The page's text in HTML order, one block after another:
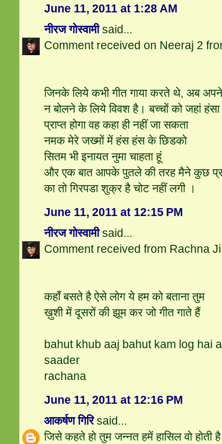
June 11, 2011 at 1:28 AM
नीरज गोस्वामीsaid...
Comment received on Neeraj 2
जिनके लिये कभी गीत गाया करते थे, अब
न बोलने के लिये विवश है। बच्चों को जहां
प्राप्त होगा वह कहा ही नहीं जा सकता
नमक मेरे जख्मों में हंस हंस के छिडको
सितम भी इनायत नुमा चाहता हूं
और एक बात आपके पुतले की तरह मैने कुछ
का तो गिरपडा शुक्र है चोट नहीं लगी ।
June 11, 2011 at 12:15 PM
नीरज गोस्वामीsaid...
Comment received from Rachna
कहाँ बसते है ऐसे लोग ये हम को बताना तुम
ख़ुशी में दूसरों की झूम कर जो गीत गाते हैं
bahut khub aaj bahut kam log hai
saader
rachana
June 11, 2011 at 12:16 PM
आकर्षण गिरिsaid...
जिसे कहते हो तुम जन्नत हमें हासिल वो होती है